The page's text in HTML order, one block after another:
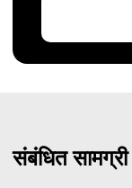
संबंधित सामग्री